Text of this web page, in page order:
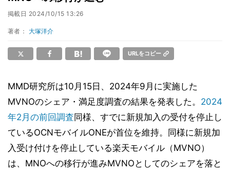
掲載日 2024/10/15 13:26
著者： 大塚洋介
URLをコピー
MMD研究所は10月15日、2024年9月に実施した
MVNOのシェア・満足度調査の結果を発表した。 2024
年2月の前回調査同様、すでに新規加入の受付を停止し
ているOCNモバイルONEが首位を維持。同様に新規加
入受け付けを停止している楽天モバイル（MVNO）
は、MNOへの移行が進みMVNOとしてのシェアを落と